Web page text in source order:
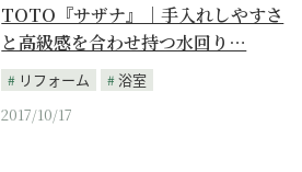
TOTO『サザナ』｜手入れしやすさ
と高級感を合わせ持つ水回り…
リフォーム
浴室
2017/10/17